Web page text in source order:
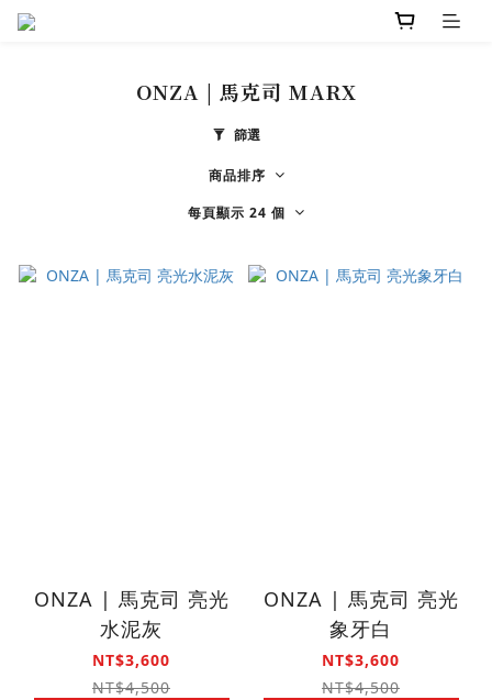
ONZA | 馬克司 MARX
篩選
商品排序
每頁顯示 24 個
ONZA | 馬克司 亮光
水泥灰
NT$3,600
NT$4,500
ONZA | 馬克司 亮光
象牙白
NT$3,600
NT$4,500